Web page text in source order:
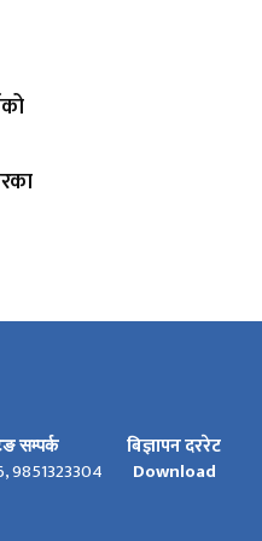
सम्पर्क
9851323304
बिज्ञापन दररेट
Download